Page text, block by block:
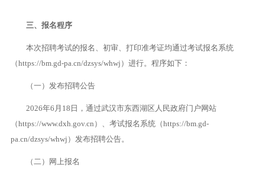
三、报名程序
本次招聘考试的报名、初审、打印准考证均通过考试报名系统
（https://bm.gd-pa.cn/dzsys/whwj ）进行。程序如下：
（一）发布招聘公告
2026年6月18日，通过武汉市东西湖区人民政府门户网站
（https://www.dxh.gov.cn）、考试报名系统（https://bm.gd-
pa.cn/dzsys/whwj）发布招聘公告。
（二）网上报名